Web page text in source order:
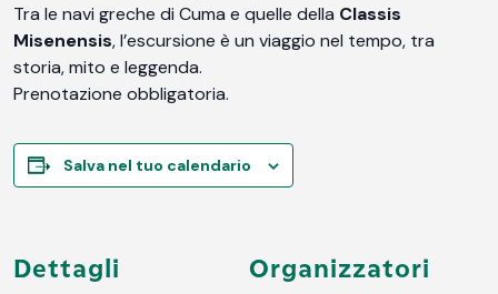
Tra le navi greche di Cuma e quelle della Classis
Misenensis, l’escursione è un viaggio nel tempo, tra
storia, mito e leggenda.
Prenotazione obbligatoria.
Salva nel tuo calendario
Dettagli Organizzatori